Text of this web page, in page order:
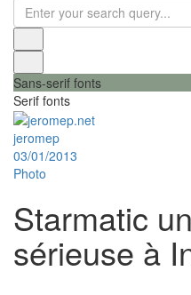
Sans-serif fonts
Serif fonts
jeromep
03/01/2013
Photo
Starmatic
sérieuse à